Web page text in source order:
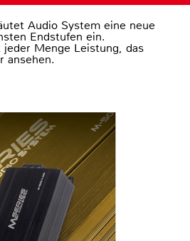
Audio System eine neue
Endstufen ein.
Menge Leistung, das
ansehen.